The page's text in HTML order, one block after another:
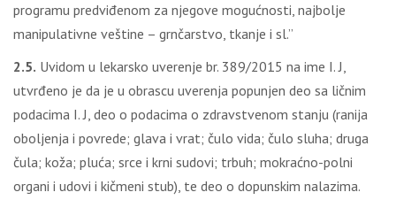
programu predviđenom za njegove mogućnosti, najbolje
manipulativne veštine – grnčarstvo, tkanje i sl.”
2.5. Uvidom u lekarsko uverenje br. 389/2015 na ime I. J,
utvrđeno je da je u obrascu uverenja popunjen deo sa ličnim
podacima I. J, deo o podacima o zdravstvenom stanju (ranija
oboljenja i povrede; glava i vrat; čulo vida; čulo sluha; druga
čula; koža; pluća; srce i krni sudovi; trbuh; mokraćno-polni
organi i udovi i kičmeni stub), te deo o dopunskim nalazima.